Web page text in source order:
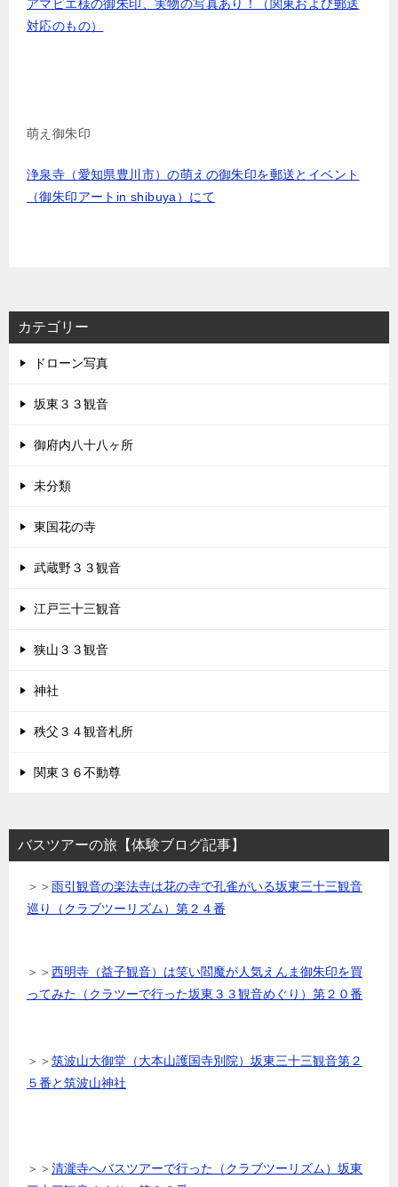
アマビエ様の御朱印、実物の写真あり！（関東および郵送
対応のもの）
萌え御朱印
浄泉寺（愛知県豊川市）の萌えの御朱印を郵送とイベント
（御朱印アートin shibuya）にて
カテゴリー
ドローン写真
坂東３３観音
御府内八十八ヶ所
未分類
東国花の寺
武蔵野３３観音
江戸三十三観音
狭山３３観音
神社
秩父３４観音札所
関東３６不動尊
バスツアーの旅【体験ブログ記事】
＞＞雨引観音の楽法寺は花の寺で孔雀がいる坂東三十三観音
巡り（クラブツーリズム）第２４番
＞＞西明寺（益子観音）は笑い閻魔が人気えんま御朱印を買
ってみた（クラツーで行った坂東３３観音めぐり）第２０番
＞＞筑波山大御堂（大本山護国寺別院）坂東三十三観音第２
５番と筑波山神社
＞＞清瀧寺へバスツアーで行った（クラブツーリズム）坂東